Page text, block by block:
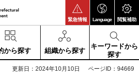
緊急情報 Language 閲覧補助
から探す 組織から探す
キーワードから
探す
更新日：2024年10月10日 ページID：94669